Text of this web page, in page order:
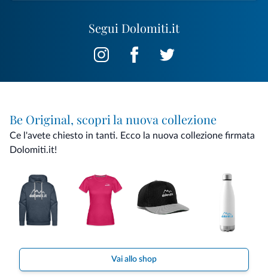
Segui Dolomiti.it
Be Original, scopri la nuova collezione
Ce l'avete chiesto in tanti. Ecco la nuova collezione firmata
Dolomiti.it!
Vai allo shop